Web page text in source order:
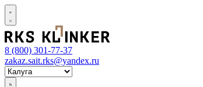
8 (800) 301-77-37
zakaz.sait.rks@yandex.ru